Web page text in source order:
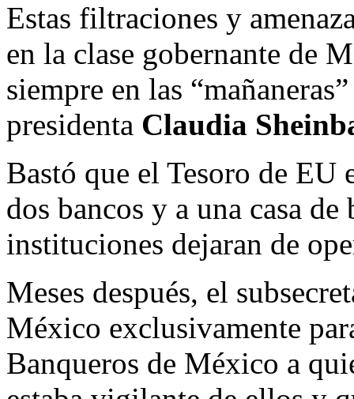
Estas filtraciones y
en la clase gobernante de
siempre en las
presidenta Claudia
Bastó que el Tesoro de
dos bancos y a una casa
instituciones dejaran de
Meses después, el
México exclusivamente
Banqueros de México a